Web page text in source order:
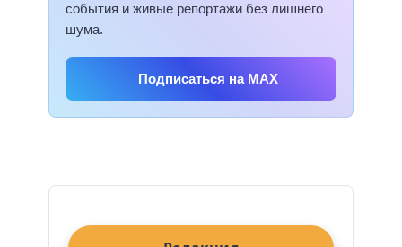
события и живые репортажи без лишнего
шума.
Подписаться на MAX